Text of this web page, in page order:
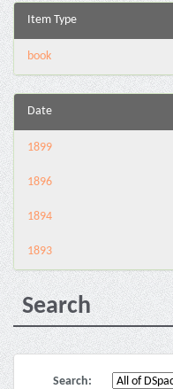
Item Type
book
Date
1899
1896
1894
1893
Search
Search: